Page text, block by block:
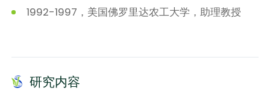
1992-1997，美国佛罗里达农工大学，助理教授
研究内容